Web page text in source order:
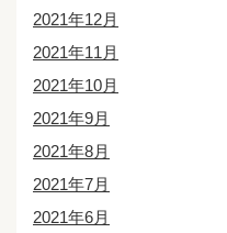
2021年12月
2021年11月
2021年10月
2021年9月
2021年8月
2021年7月
2021年6月